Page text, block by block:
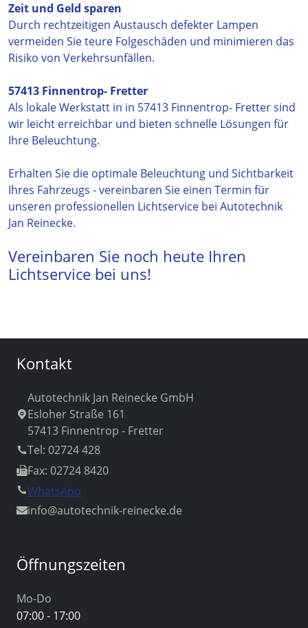
Zeit und Geld sparen
Durch rechtzeitigen Austausch defekter Lampen
vermeiden Sie teure Folgeschäden und minimieren das
Risiko von Verkehrsunfällen.
57413 Finnentrop- Fretter
Als lokale Werkstatt in in 57413 Finnentrop- Fretter sind
wir leicht erreichbar und bieten schnelle Lösungen für
Ihre Beleuchtung.
Erhalten Sie die optimale Beleuchtung und Sichtbarkeit
Ihres Fahrzeugs - vereinbaren Sie einen Termin für
unseren professionellen Lichtservice bei Autotechnik
Jan Reinecke.
Vereinbaren Sie noch heute Ihren
Lichtservice bei uns!
Kontakt
Autotechnik Jan Reinecke GmbH
Esloher Straße 161
57413 Finnentrop - Fretter
Tel: 02724 428
Fax: 02724 8420
WhatsApp
info@autotechnik-reinecke.de
Öffnungszeiten
Mo-Do
07:00 - 17:00